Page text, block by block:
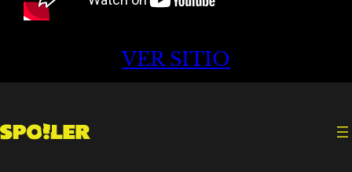
VER SITIO